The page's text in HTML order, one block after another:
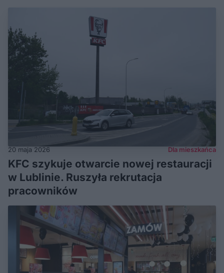
20 maja 2026 Dla mieszkańca
KFC szykuje otwarcie nowej restauracji
w Lublinie. Ruszyła rekrutacja
pracowników